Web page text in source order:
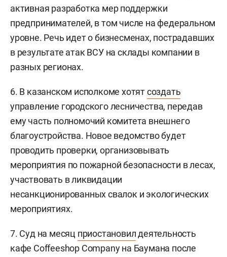
активная разработка мер поддержки
предпринимателей, в том числе на федеральном
уровне. Речь идет о бизнесменах, пострадавших
в результате атак ВСУ на склады компании в
разных регионах.
6. В казанском исполкоме хотятсоздать
управление городского лесничества, передав
ему часть полномочий комитета внешнего
благоустройства. Новое ведомство будет
проводить проверки, организовывать
мероприятия по пожарной безопасности в лесах,
участвовать в ликвидации
несанкционированных свалок и экологических
мероприятиях.
7. Суд на месяц приостановилдеятельность
кафе Соffeeshop Company на Баумана после